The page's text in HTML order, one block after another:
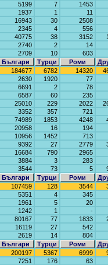
5199 7
1453
1937 1
11
16943 30
2508
2345 4
556
40775 38 3152
2740 2
14
2709 10
603
Българи Турци Роми
184677 6782 14320
2630 1920
77
6691 2
78
6587 60
235
25010 229 2022
3352 357
721
74989 1853 4248
20958 16
194
10956 1452
713
9392 27 2779
16684 790
2965
3884 3
283
3544 73 5
Българи Турци Роми
107459 128 3544
5351 4
345
1961 5
20
1242 1
-
80167 77 1833
16119 27
542
2619 14
804
Българи Турци Роми
200197 5367 6999
7251 176
63